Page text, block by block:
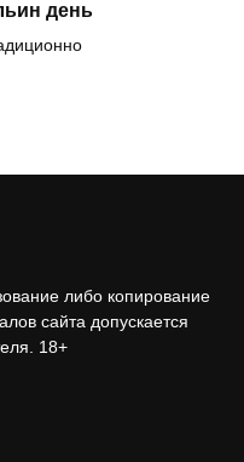
день
либо копирование
сайта допускается
18+